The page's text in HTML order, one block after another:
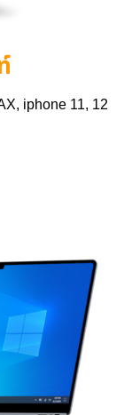
iphone 11, 12